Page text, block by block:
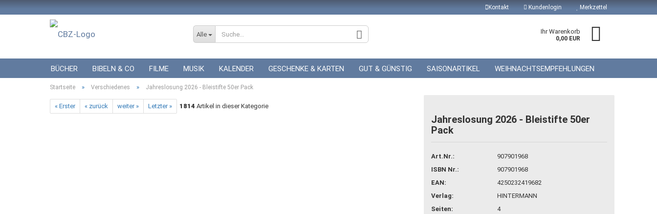
Kontakt Kundenlogin
Passwort vergessen?
Merkzettel
Alle Ihr Warenkorb
0,00 EUR
BÜCHER BIBELN & CO FILME MUSIK KALENDER GESCHENKE & KARTEN GUT & GÜNSTIG SAISONARTIKEL WEIHNACHTSEMPFEHLUNGEN
ICF BÜCHER VERSCHIEDENES GESCHENKE ZUR HOCHZEIT
Startseite » Verschiedenes » Jahreslosung 2026 - Bleistifte 50er Pack
« Erster « zurück weiter » Letzter » 1814 Artikel in dieser Kategorie
Jahreslosung 2026 - Bleistifte 50er
Pack
Art.Nr.:
907901968
ISBN Nr.:
907901968
EAN:
4250232419682
Verlag:
HINTERMANN
Seiten:
4